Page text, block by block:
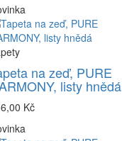
na zeď, PURE
listy hnědá
Kč